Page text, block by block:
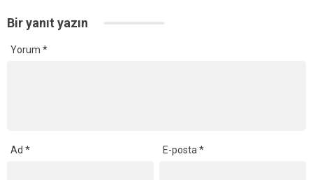
Bir yanıt yazın
Yorum *
Ad * E-posta*